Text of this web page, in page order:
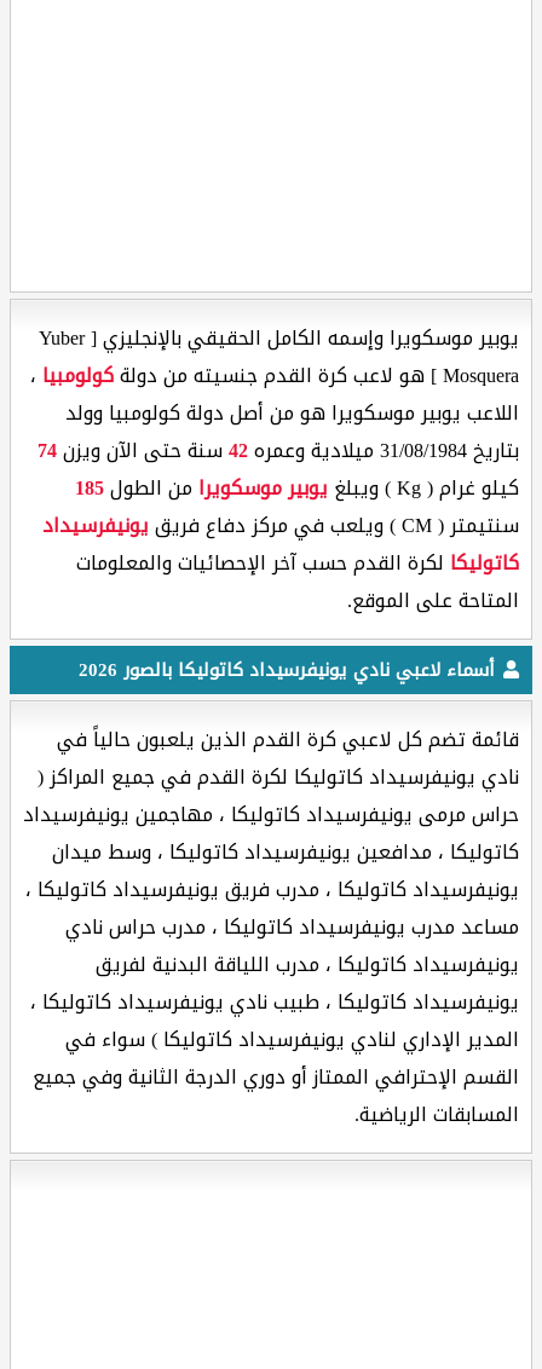
يوبير موسكويرا وإسمه الكامل الحقيقي بالإنجليزي [ Yuber
Mosquera ] هو لاعب كرة القدم جنسيته من دولة
كولومبيا ،
اللاعب يوبير موسكويرا هو من أصل دولة كولومبيا وولد
بتاريخ 31/08/1984 ميلادية وعمره
42سنة حتى الآن ويزن74
كيلو غرام ( Kg ) ويبلغ
يوبير موسكويرا من الطول185
سنتيمتر ( CM ) ويلعب في مركز دفاع فريق
يونيفرسيداد
كاتوليكا لكرة القدم حسب آخر الإحصائيات والمعلومات
المتاحة على الموقع.
أسماء لاعبي نادي يونيفرسيداد كاتوليكا بالصور 2026
قائمة تضم كل لاعبي كرة القدم الذين يلعبون حالياً في
نادي يونيفرسيداد كاتوليكا لكرة القدم في جميع المراكز (
حراس مرمى يونيفرسيداد كاتوليكا ، مهاجمين يونيفرسيداد
كاتوليكا ، مدافعين يونيفرسيداد كاتوليكا ، وسط ميدان
يونيفرسيداد كاتوليكا ، مدرب فريق يونيفرسيداد كاتوليكا ،
مساعد مدرب يونيفرسيداد كاتوليكا ، مدرب حراس نادي
يونيفرسيداد كاتوليكا ، مدرب اللياقة البدنية لفريق
يونيفرسيداد كاتوليكا ، طبيب نادي يونيفرسيداد كاتوليكا ،
المدير الإداري لنادي يونيفرسيداد كاتوليكا ) سواء في
القسم الإحترافي الممتاز أو دوري الدرجة الثانية وفي جميع
المسابقات الرياضية.